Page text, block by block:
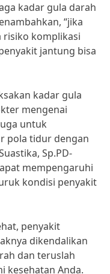
kadar gula darah
“jika
risiko komplikasi
jantung bisa
kadar gula
mengenai
untuk
pola tidur dengan
Sp.PD-
mempengaruhi
kondisi penyakit
penyakit
dikendalikan
dan teruslah
kesehatan Anda.